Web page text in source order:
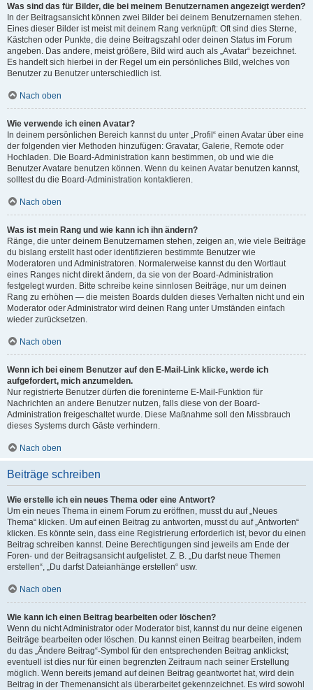
Was sind das für Bilder, die bei meinem Benutzernamen angezeigt werden?
In der Beitragsansicht können zwei Bilder bei deinem Benutzernamen stehen.
Eines dieser Bilder ist meist mit deinem Rang verknüpft: Oft sind dies Sterne,
Kästchen oder Punkte, die deine Beitragszahl oder deinen Status im Forum
angeben. Das andere, meist größere, Bild wird auch als „Avatar“ bezeichnet.
Es handelt sich hierbei in der Regel um ein persönliches Bild, welches von
Benutzer zu Benutzer unterschiedlich ist.
Nach oben
Wie verwende ich einen Avatar?
In deinem persönlichen Bereich kannst du unter „Profil“ einen Avatar über eine
der folgenden vier Methoden hinzufügen: Gravatar, Galerie, Remote oder
Hochladen. Die Board-Administration kann bestimmen, ob und wie die
Benutzer Avatare benutzen können. Wenn du keinen Avatar benutzen kannst,
solltest du die Board-Administration kontaktieren.
Nach oben
Was ist mein Rang und wie kann ich ihn ändern?
Ränge, die unter deinem Benutzernamen stehen, zeigen an, wie viele Beiträge
du bislang erstellt hast oder identifizieren bestimmte Benutzer wie
Moderatoren und Administratoren. Normalerweise kannst du den Wortlaut
eines Ranges nicht direkt ändern, da sie von der Board-Administration
festgelegt wurden. Bitte schreibe keine sinnlosen Beiträge, nur um deinen
Rang zu erhöhen — die meisten Boards dulden dieses Verhalten nicht und ein
Moderator oder Administrator wird deinen Rang unter Umständen einfach
wieder zurücksetzen.
Nach oben
Wenn ich bei einem Benutzer auf den E-Mail-Link klicke, werde ich
aufgefordert, mich anzumelden.
Nur registrierte Benutzer dürfen die foreninterne E-Mail-Funktion für
Nachrichten an andere Benutzer nutzen, falls diese von der Board-
Administration freigeschaltet wurde. Diese Maßnahme soll den Missbrauch
dieses Systems durch Gäste verhindern.
Nach oben
Beiträge schreiben
Wie erstelle ich ein neues Thema oder eine Antwort?
Um ein neues Thema in einem Forum zu eröffnen, musst du auf „Neues
Thema“ klicken. Um auf einen Beitrag zu antworten, musst du auf „Antworten“
klicken. Es könnte sein, dass eine Registrierung erforderlich ist, bevor du einen
Beitrag schreiben kannst. Deine Berechtigungen sind jeweils am Ende der
Foren- und der Beitragsansicht aufgelistet. Z. B. „Du darfst neue Themen
erstellen“, „Du darfst Dateianhänge erstellen“ usw.
Nach oben
Wie kann ich einen Beitrag bearbeiten oder löschen?
Wenn du nicht Administrator oder Moderator bist, kannst du nur deine eigenen
Beiträge bearbeiten oder löschen. Du kannst einen Beitrag bearbeiten, indem
du das „Ändere Beitrag“-Symbol für den entsprechenden Beitrag anklickst;
eventuell ist dies nur für einen begrenzten Zeitraum nach seiner Erstellung
möglich. Wenn bereits jemand auf deinen Beitrag geantwortet hat, wird dein
Beitrag in der Themenansicht als überarbeitet gekennzeichnet. Es wird sowohl